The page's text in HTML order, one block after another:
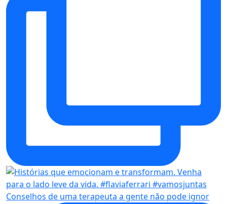
Conselhos de uma terapeuta a gente não pode ignor